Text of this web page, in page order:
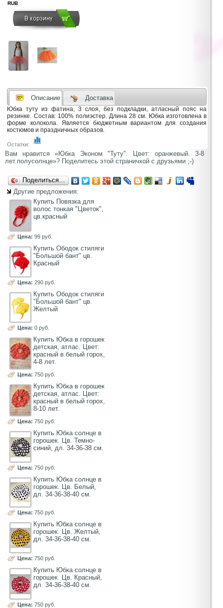
RUB
Описание Доставка
Юбка туту из фатина, 3 слоя, без подкладки, атласный пояс на
резинке. Состав: 100% полиэстер. Длина 28 см. Юбка изготовлена в
форме колокола. Является бюджетным вариантом для создания
костюмов и праздничных образов.
Остатки:
Вам нравится «Юбка Эконом "Туту". Цвет: оранжевый. 3-8
лет.полусолнце»? Поделитесь этой страничкой с друзьями ;-)
Поделиться…
Другие предложения:
Купить Повязка для
волос тонкая "Цветок",
цв.красный
Цена: 99 руб.
Купить Ободок стиляги
"Большой бант" цв.
Красный
Цена: 290 руб.
Купить Ободок стиляги
"Большой бант" цв.
Желтый
Цена: 0 руб.
Купить Юбка в горошек
детская, атлас. Цвет:
красный в белый горох,
4-8 лет.
Цена: 750 руб.
Купить Юбка в горошек
детская, атлас. Цвет:
красный в белый горох,
8-10 лет.
Цена: 750 руб.
Купить Юбка солнце в
горошек. Цв. Темно-
синий, дл. 34-36-38 см.
Цена: 750 руб.
Купить Юбка солнце в
горошек. Цв. Белый,
дл. 34-36-38-40 см.
Цена: 750 руб.
Купить Юбка солнце в
горошек. Цв. Желтый,
дл. 34-36-38-40 см.
Цена: 750 руб.
Купить Юбка солнце в
горошек. Цв. Красный,
дл. 34-36-38-40 см.
Цена: 750 руб.